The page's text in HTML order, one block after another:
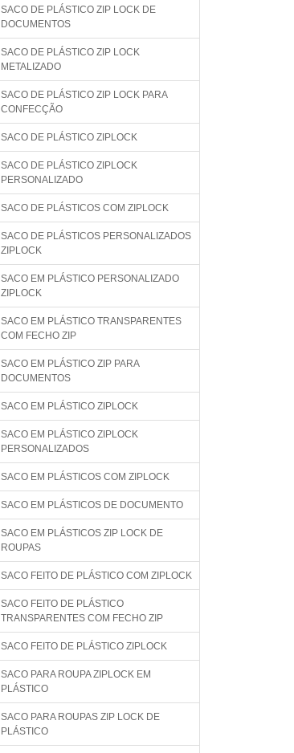
SACO DE PLÁSTICO ZIP LOCK DE
DOCUMENTOS
SACO DE PLÁSTICO ZIP LOCK
METALIZADO
SACO DE PLÁSTICO ZIP LOCK PARA
CONFECÇÃO
SACO DE PLÁSTICO ZIPLOCK
SACO DE PLÁSTICO ZIPLOCK
PERSONALIZADO
SACO DE PLÁSTICOS COM ZIPLOCK
SACO DE PLÁSTICOS PERSONALIZADOS
ZIPLOCK
SACO EM PLÁSTICO PERSONALIZADO
ZIPLOCK
SACO EM PLÁSTICO TRANSPARENTES
COM FECHO ZIP
SACO EM PLÁSTICO ZIP PARA
DOCUMENTOS
SACO EM PLÁSTICO ZIPLOCK
SACO EM PLÁSTICO ZIPLOCK
PERSONALIZADOS
SACO EM PLÁSTICOS COM ZIPLOCK
SACO EM PLÁSTICOS DE DOCUMENTO
SACO EM PLÁSTICOS ZIP LOCK DE
ROUPAS
SACO FEITO DE PLÁSTICO COM ZIPLOCK
SACO FEITO DE PLÁSTICO
TRANSPARENTES COM FECHO ZIP
SACO FEITO DE PLÁSTICO ZIPLOCK
SACO PARA ROUPA ZIPLOCK EM
PLÁSTICO
SACO PARA ROUPAS ZIP LOCK DE
PLÁSTICO